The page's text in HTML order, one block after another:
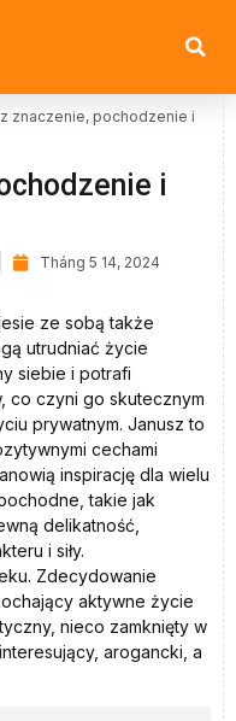
znaczenie, pochodzenie i
i
Tháng 5 14, 2024
ze sobą także
utrudniać życie
siebie i potrafi
co czyni go skutecznym
prywatnym. Janusz to
cechami
inspirację dla wielu
takie jak
delikatność,
i siły.
Zdecydowanie
aktywne życie
nieco zamknięty w
arogancki, a